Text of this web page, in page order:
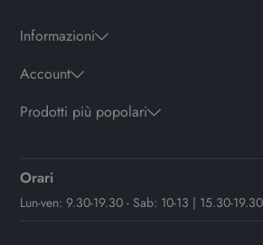
Informazioni
Account
Prodotti più popolari
Orari
Lun-ven: 9.30-19.30 - Sab: 10-13 | 15.30-